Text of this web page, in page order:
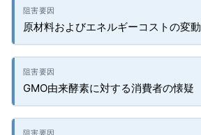
原材料およびエネルギーコストの変動
GMO由来酵素に対する消費者の懐疑